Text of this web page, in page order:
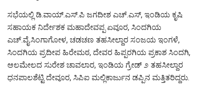
ಸಭೆಯಲ್ಲಿ ಡಿ.ವಾಯ್.ಎಸ್.ಪಿ ಜಗದೀಶ ಎಚ್.ಎಸ್, ಇಂಡಿಯ ಕೃಷಿ
ಸಹಾಯಕ ನಿರ್ದೇಶಕ ಮಹಾದೇವಪ್ಪ ಏವೂರ, ಸಿಂದಗಿಯ
ಎಚ್.ವೈ.ಸಿಂಗಾಗೋಳ, ಚಡಚಣ ತಹಸೀಲ್ದಾರ ಸಂಜಯ ಇಂಗಳೆ,
ಸಿಂದಗಿಯ ಪ್ರದೀಪ ಹಿರೇಮಠ, ದೇವರ ಹಿಪ್ಪರಗಿಯ ಪ್ರಕಾಶ ಸಿಂದಗಿ,
ಆಲಮೇಲದ ಸುರೇಶ ಚಾವಲಾರ, ಇಂಡಿಯ ಗ್ರೇಡ್ ೨ ತಹಸೀಲ್ದಾರ
ಧನಪಾಲಶೆಟ್ಟಿ ದೇವೂರ, ಸಿಪಿಐ ಮಲ್ಲಿಕಾರ್ಜುನ ಡಪ್ಪಿನ ಮತ್ತಿತರಿದ್ದರು.